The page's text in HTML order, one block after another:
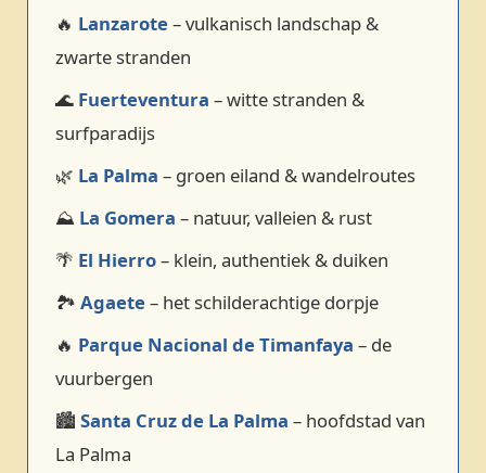
🔥 Lanzarote– vulkanisch landschap &
zwarte stranden
🌊 Fuerteventura – witte stranden &
surfparadijs
🌿 La Palma – groen eiland & wandelroutes
⛰️ La Gomera – natuur, valleien & rust
🌴 El Hierro– klein, authentiek & duiken
🏞️ Agaete– het schilderachtige dorpje
🔥 Parque Nacional de Timanfaya – de
vuurbergen
🏙️ Santa Cruz de La Palma – hoofdstad van
La Palma